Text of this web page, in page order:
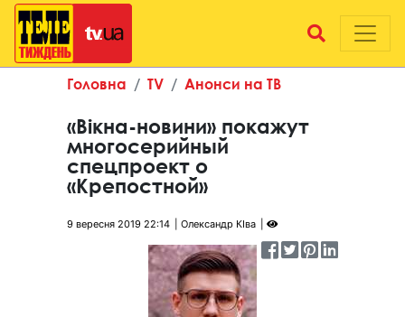
Головна TV Анонси на ТВ
«Вікна-новини» покажут
многосерийный
спецпроект о
«Крепостной»
9 вересня 2019 22:14 Олександр КІва